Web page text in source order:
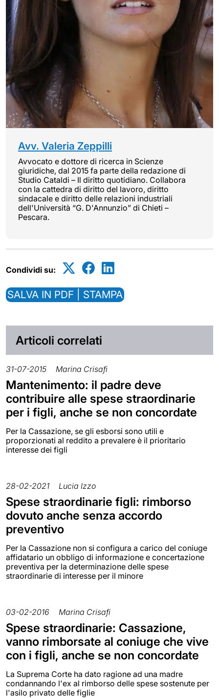
Avv. Valeria Zeppilli
Avvocato e dottore di ricerca in Scienze
giuridiche, dal 2015 fa parte della redazione di
Studio Cataldi – Il diritto quotidiano. Collabora
con la cattedra di diritto del lavoro, diritto
sindacale e diritto delle relazioni industriali
dell'Università “G. D'Annunzio” di Chieti –
Pescara.
Condividi su:
SALVA IN PDF | STAMPA
Articoli correlati
31-07-2015 Marina Crisafi
Mantenimento: il padre deve
contribuire alle spese straordinarie
per i figli, anche se non concordate
Per la Cassazione, se gli esborsi sono utili e
proporzionati al reddito a prevalere è il prioritario
interesse dei figli
28-02-2021 Lucia Izzo
Spese straordinarie figli: rimborso
dovuto anche senza accordo
preventivo
Per la Cassazione non si configura a carico del coniuge
affidatario un obbligo di informazione e concertazione
preventiva per la determinazione delle spese
straordinarie di interesse per il minore
03-02-2016 Marina Crisafi
Spese straordinarie: Cassazione,
vanno rimborsate al coniuge che vive
con i figli, anche se non concordate
La Suprema Corte ha dato ragione ad una madre
condannando l'ex al rimborso delle spese sostenute per
l'asilo privato delle figlie